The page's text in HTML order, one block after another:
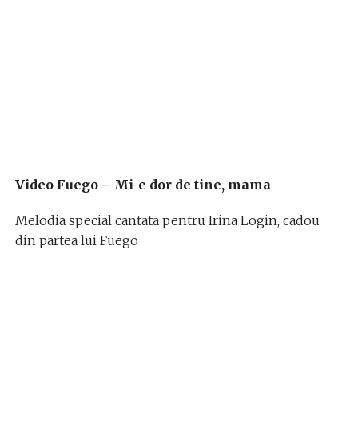
Video Fuego – Mi-e dor de tine, mama
Melodia special cantata pentru Irina Login, cadou
din partea lui Fuego